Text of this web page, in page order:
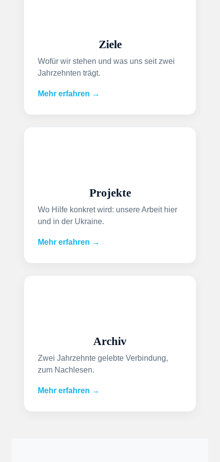
Ziele
Wofür wir stehen und was uns seit zwei
Jahrzehnten trägt.
Mehr erfahren →
Projekte
Wo Hilfe konkret wird: unsere Arbeit hier
und in der Ukraine.
Mehr erfahren →
Archiv
Zwei Jahrzehnte gelebte Verbindung,
zum Nachlesen.
Mehr erfahren →